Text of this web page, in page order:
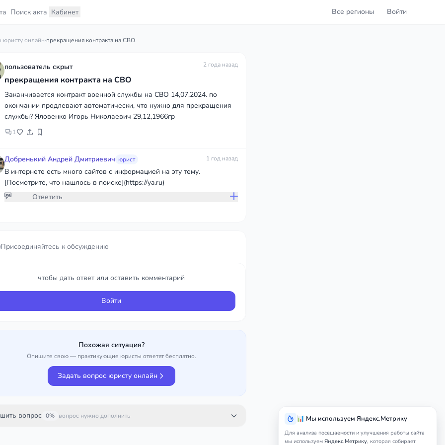
Поиск акта Кабинет Все регионы Войти
📊 Мы используем Яндекс.Метрику
Для анализа посещаемости и улучшения работы сайта
мы используем Яндекс.Метрику, которая собирает
онлайн·прекращения контракта на СВО
пользователь скрыт 2 года назад
прекращения контракта на СВО
Заканчивается контракт военной службы на СВО 14,07,2024. по
окончании продлевают автоматически, что нужно для прекращения
службы? Яловенко Игорь Николаевич 29,12,1966гр
1
Добренький Андрей Дмитриевич юрист 1 год назад
В интернете есть много сайтов с информацией на эту тему.
[Посмотрите, что нашлось в поиске](https://ya.ru)
Ответить
Войти
Присоединяйтесь к обсуждению
чтобы дать ответ или оставить комментарий
Войти
Похожая ситуация?
Опишите свою — практикующие юристы ответят бесплатно.
Задать вопрос юристу онлайн
вопрос 0% вопрос нужно дополнить